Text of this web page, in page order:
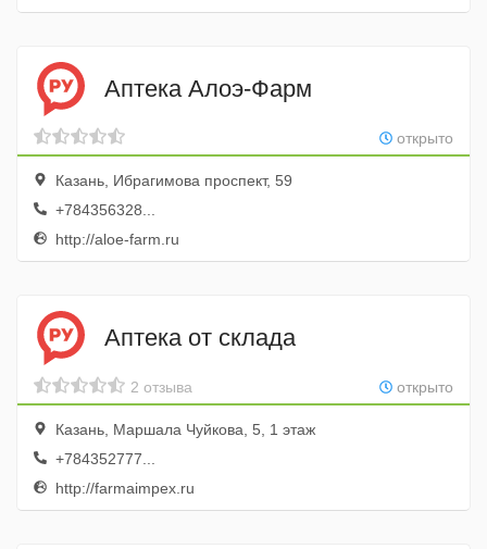
Аптека Алоэ-Фарм
открыто
Казань, Ибрагимова проспект, 59
+784356328...
http://aloe-farm.ru
Аптека от склада
открыто
2 отзыва
Казань, Маршала Чуйкова, 5, 1 этаж
+784352777...
http://farmaimpex.ru